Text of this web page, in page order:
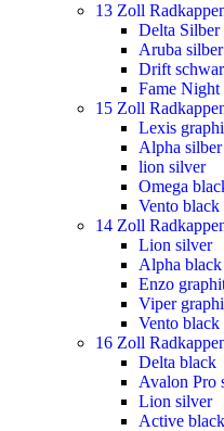
13 Zoll
Delta Silber
Aruba
Drift
Fame Night
15 Zoll
Lexis
Alpha silber
lion silver
Omega
Vento black
14 Zoll
Lion silver
Alpha black
Enzo
Viper
Vento black
16 Zoll
Delta black
Avalon Pro
Lion silver
Active black